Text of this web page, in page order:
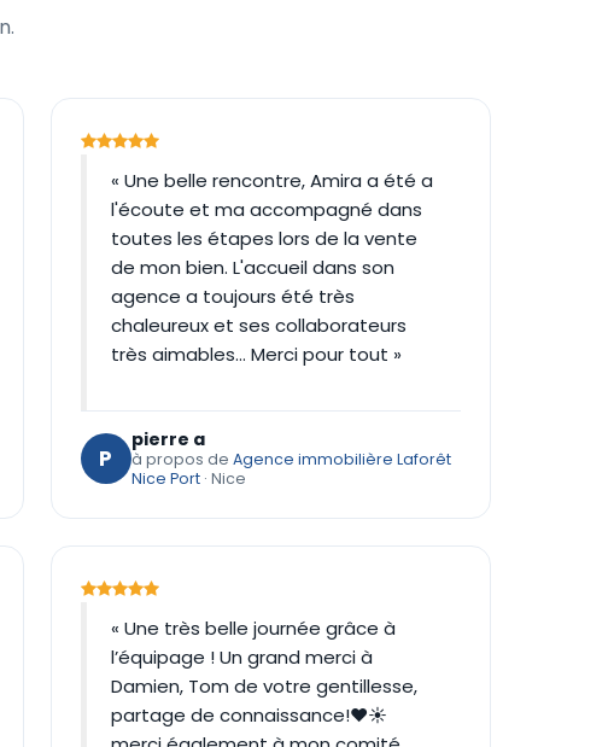
« Une belle rencontre, Amira a été a
l'écoute et ma accompagné dans
toutes les étapes lors de la vente
de mon bien. L'accueil dans son
agence a toujours été très
chaleureux et ses collaborateurs
très aimables... Merci pour tout »
P
pierre a
à propos de Agence immobilière Laforêt
Nice Port· Nice
« Une très belle journée grâce à
l’équipage ! Un grand merci à
Damien, Tom de votre gentillesse,
partage de connaissance!❤️☀️